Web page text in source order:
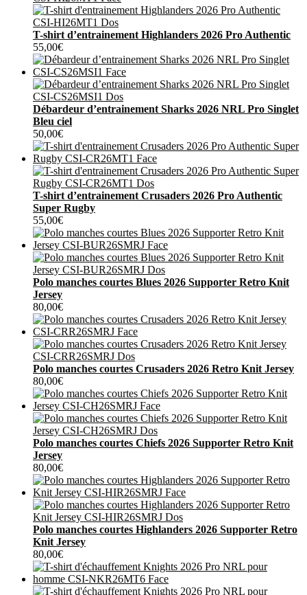
T-shirt d’entrainement Highlanders 2026 Pro Authentic
55,00€
Débardeur d’entrainement Sharks 2026 NRL Pro Singlet
Bleu ciel
50,00€
T-shirt d’entrainement Crusaders 2026 Pro Authentic
Super Rugby
55,00€
Polo manches courtes Blues 2026 Supporter Retro Knit
Jersey
80,00€
Polo manches courtes Crusaders 2026 Retro Knit Jersey
80,00€
Polo manches courtes Chiefs 2026 Supporter Retro Knit
Jersey
80,00€
Polo manches courtes Highlanders 2026 Supporter Retro
Knit Jersey
80,00€